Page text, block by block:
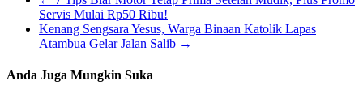
Servis Mulai Rp50 Ribu!
Kenang Sengsara Yesus, Warga Binaan Katolik Lapas
Atambua Gelar Jalan Salib →
Anda Juga Mungkin Suka